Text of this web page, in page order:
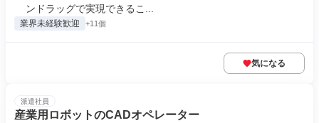
ンドラッグで実現できるこ...
業界未経験歓迎 +11個
気になる
派遣社員
産業用ロボットのCADオペレーター